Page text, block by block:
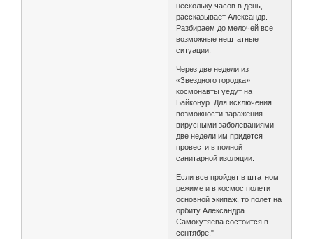
нескольку часов в день, —
рассказывает Александр. —
Разбираем до мелочей все
возможные нештатные
ситуации.
Через две недели из
«Звездного городка»
космонавты уедут на
Байконур. Для исключения
возможности заражения
вирусными заболеваниями
две недели им придется
провести в полной
санитарной изоляции.
Если все пройдет в штатном
режиме и в космос полетит
основной экипаж, то полет на
орбиту Александра
Самокутяева состоится в
сентябре."